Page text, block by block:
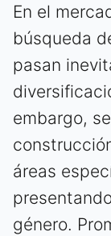
En el
búsqueda
pasan
embargo,
áreas
género.